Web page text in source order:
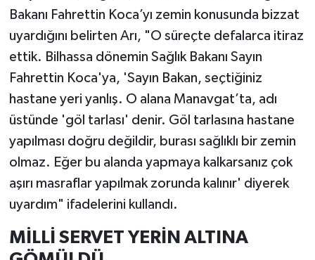
Bakanı Fahrettin Koca’yı zemin konusunda bizzat
uyardığını belirten Arı, "O süreçte defalarca itiraz
ettik. Bilhassa dönemin Sağlık Bakanı Sayın
Fahrettin Koca'ya, 'Sayın Bakan, seçtiğiniz
hastane yeri yanlış. O alana Manavgat’ta, adı
üstünde 'göl tarlası' denir. Göl tarlasına hastane
yapılması doğru değildir, burası sağlıklı bir zemin
olmaz. Eğer bu alanda yapmaya kalkarsanız çok
aşırı masraflar yapılmak zorunda kalınır' diyerek
uyardım" ifadelerini kullandı.
MİLLİ SERVET YERİN ALTINA